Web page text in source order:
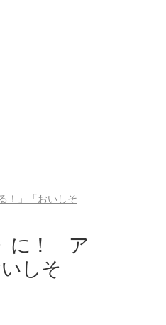
！」「おいしそ
に！ ア
しそ